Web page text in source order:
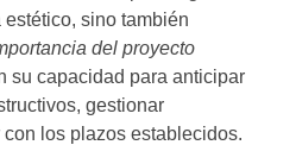
sino también
del proyecto
su capacidad para anticipar
gestionar
los plazos establecidos.